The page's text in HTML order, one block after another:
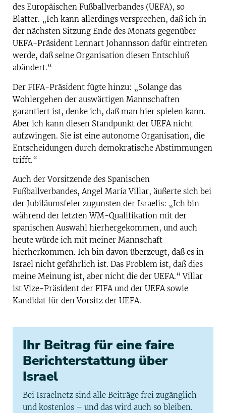
des Europäischen Fußballverbandes (UEFA), so
Blatter. „Ich kann allerdings versprechen, daß ich in
der nächsten Sitzung Ende des Monats gegenüber
UEFA-Präsident Lennart Johannsson dafür eintreten
werde, daß seine Organisation diesen Entschluß
abändert.“
Der FIFA-Präsident fügte hinzu: „Solange das
Wohlergehen der auswärtigen Mannschaften
garantiert ist, denke ich, daß man hier spielen kann.
Aber ich kann diesen Standpunkt der UEFA nicht
aufzwingen. Sie ist eine autonome Organisation, die
Entscheidungen durch demokratische Abstimmungen
trifft.“
Auch der Vorsitzende des Spanischen
Fußballverbandes, Angel María Villar, äußerte sich bei
der Jubiläumsfeier zugunsten der Israelis: „Ich bin
während der letzten WM-Qualifikation mit der
spanischen Auswahl hierhergekommen, und auch
heute würde ich mit meiner Mannschaft
hierherkommen. Ich bin davon überzeugt, daß es in
Israel nicht gefährlich ist. Das Problem ist, daß dies
meine Meinung ist, aber nicht die der UEFA.“ Villar
ist Vize-Präsident der FIFA und der UEFA sowie
Kandidat für den Vorsitz der UEFA.
Ihr Beitrag für eine faire
Berichterstattung über
Israel
Bei Israelnetz sind alle Beiträge frei zugänglich
und kostenlos – und das wird auch so bleiben.